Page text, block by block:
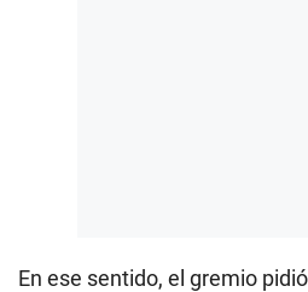
En ese sentido, el gremio